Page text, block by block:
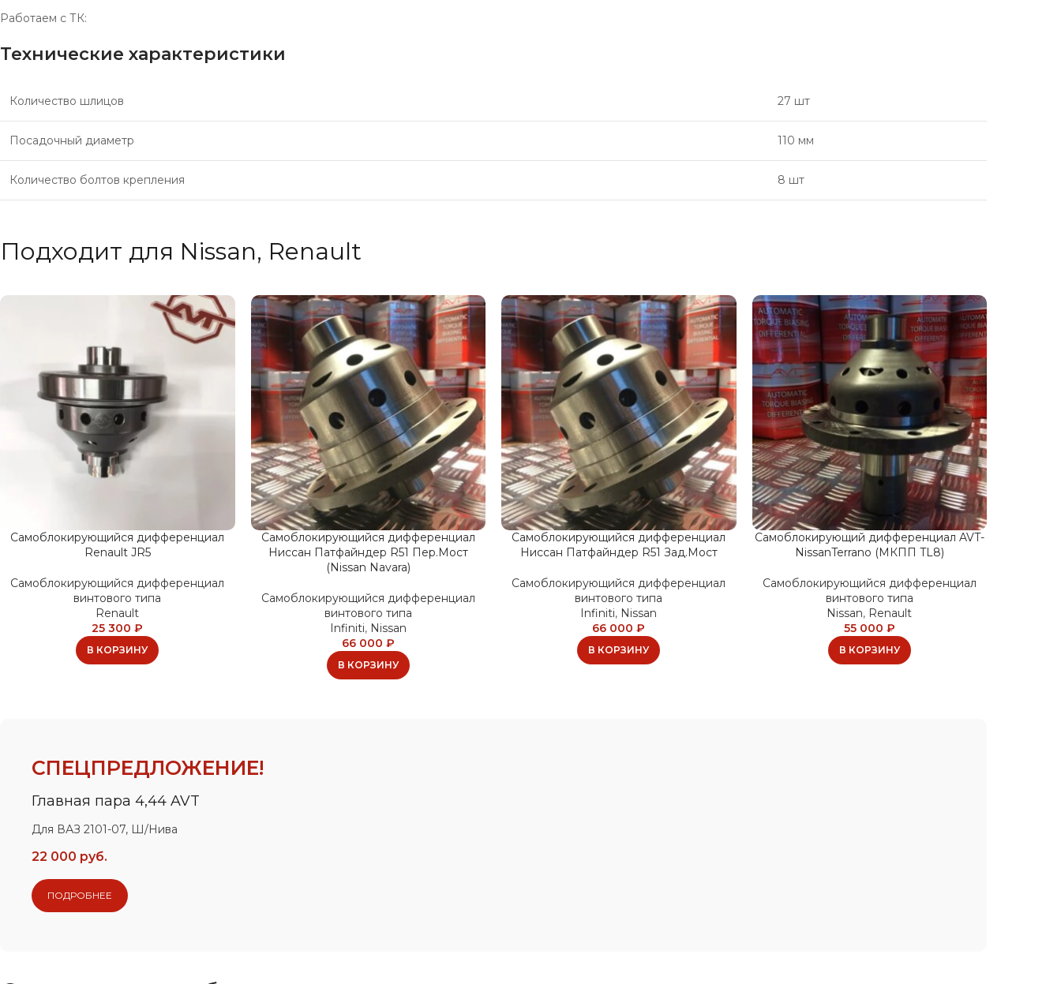
Работаем с ТК:
Технические характеристики
Количество шлицов 27 шт
Посадочный диаметр 110 мм
Количество болтов крепления 8 шт
Подходит для Nissan, Renault
Самоблокирующийся дифференциал
Renault JR5
Самоблокирующийся дифференциал
винтового типа
Renault
25 300₽
В КОРЗИНУ
Самоблокирующийся дифференциал
Ниссан Патфайндер R51 Пер.Мост
(Nissan Navara)
Самоблокирующийся дифференциал
винтового типа
Infiniti, Nissan
66 000 ₽
В КОРЗИНУ
Самоблокирующийся дифференциал
Ниссан Патфайндер R51 Зад.Мост
Самоблокирующийся дифференциал
винтового типа
Infiniti, Nissan
66 000₽
В КОРЗИНУ
Самоблокирующий дифференциал AVT-
NissanTerrano (МКПП TL8)
Самоблокирующийся дифференциал
винтового типа
Nissan, Renault
55 000 ₽
В КОРЗИНУ
СПЕЦПРЕДЛОЖЕНИЕ!
Главная пара 4,44 AVT
Для ВАЗ 2101-07, Ш/Нива
22 000 руб.
ПОДРОБНЕЕ